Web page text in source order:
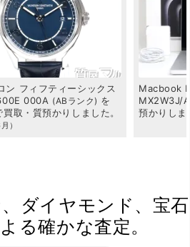
ProM4MaxCTO
A
Aランク を25万円 で
した。（2026年6月）
エルメス
ォーツ
で買取・
ダイヤモンド、宝
る確かな査定。